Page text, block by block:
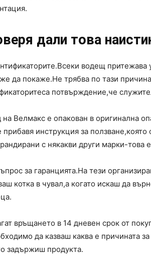
дали това
водещ притежава
да покаже.Не трябва по тази
потвърждение,че
на Велмакс е опакован в оригинална
прибавя инструкция за
с някакви други марки-това
за гаранцията.На тези
котка в чувал,а когато искаш да
връщането в 14 дневен срок от
да казваш каква е причината
задържиш продукта.